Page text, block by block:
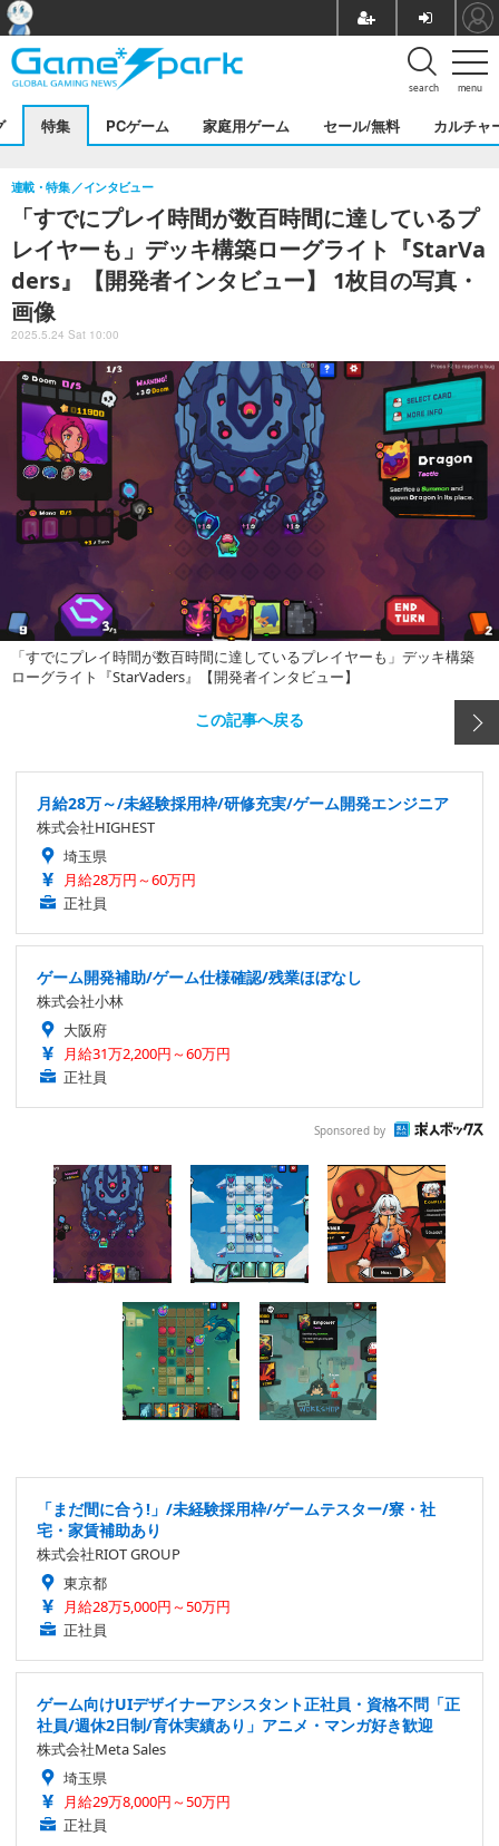
menu
search
特集 PCゲーム 家庭用ゲーム セール/無料 カルチャ
「すでにプレイ時間が数百時間に達しているプ
レイヤーも」デッキ構築ローグライト『StarVa
ders』【開発者インタビュー】 1枚目の写真・
画像
連載・特集 インタビュー
2025.5.24 Sat 10:00
「すでにプレイ時間が数百時間に達しているプレイヤーも」デッキ構築
ローグライト『StarVaders』【開発者インタビュー】
この記事へ戻る
月給28万～/未経験採用枠/研修充実/ゲーム開発エンジニア
株式会社HIGHEST
埼玉県
月給28万円～60万円
正社員
ゲーム開発補助/ゲーム仕様確認/残業ほぼなし
株式会社小林
大阪府
月給31万2,200円～60万円
正社員
Sponsored by
「まだ間に合う!」/未経験採用枠/ゲームテスター/寮・社
宅・家賃補助あり
株式会社RIOT GROUP
東京都
月給28万5,000円～50万円
正社員
ゲーム向けUIデザイナーアシスタント正社員・資格不問「正
社員/週休2日制/育休実績あり」アニメ・マンガ好き歓迎
株式会社Meta Sales
埼玉県
月給29万8,000円～50万円
正社員